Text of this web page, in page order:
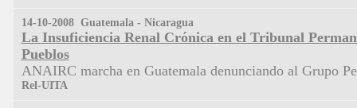
14-10-2008 Guatemala - Nicaragua
La Insuficiencia Renal Crónica en el Tribunal
Pueblos
ANAIRC marcha en Guatemala denunciando al Grupo
Rel-UITA